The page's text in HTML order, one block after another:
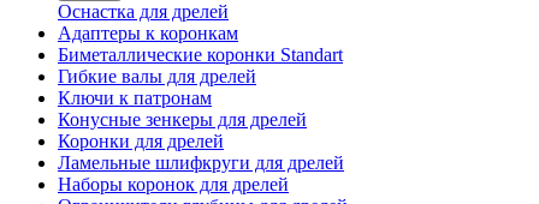
Оснастка для дрелей
Адаптеры к коронкам
Биметаллические коронки Standart
Гибкие валы для дрелей
Ключи к патронам
Конусные зенкеры для дрелей
Коронки для дрелей
Ламельные шлифкруги для дрелей
Наборы коронок для дрелей